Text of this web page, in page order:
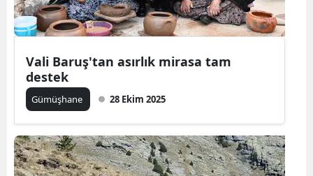
Kayseri
Kütahya
Vali Baruş'tan asırlık mirasa tam
destek
Gümüşhane 28 Ekim 2025